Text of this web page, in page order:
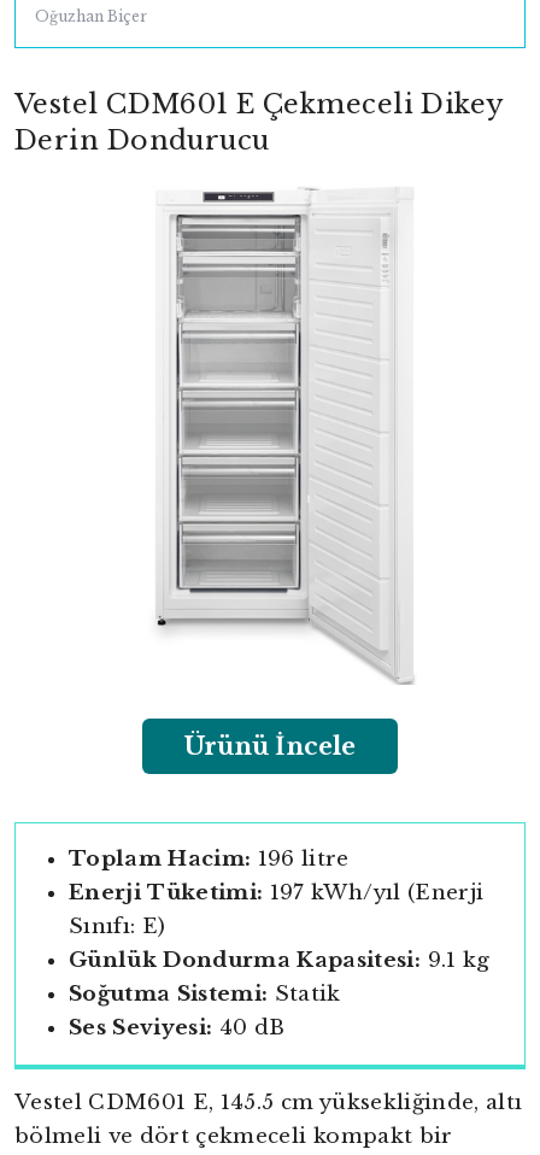
Oğuzhan Biçer
Vestel CDM601 E Çekmeceli Dikey
Derin Dondurucu
Ürünü İncele
Toplam Hacim: 196 litre
Enerji Tüketimi: 197 kWh/yıl (Enerji
Sınıfı: E)
Günlük Dondurma Kapasitesi: 9.1 kg
Soğutma Sistemi: Statik
Ses Seviyesi: 40 dB
Vestel CDM601 E, 145.5 cm yüksekliğinde, altı
bölmeli ve dört çekmeceli kompakt bir